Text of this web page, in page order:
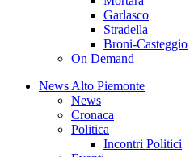
Garlasco
Stradella
Broni-Casteggio
On Demand
News Alto Piemonte
News
Cronaca
Politica
Incontri Politici